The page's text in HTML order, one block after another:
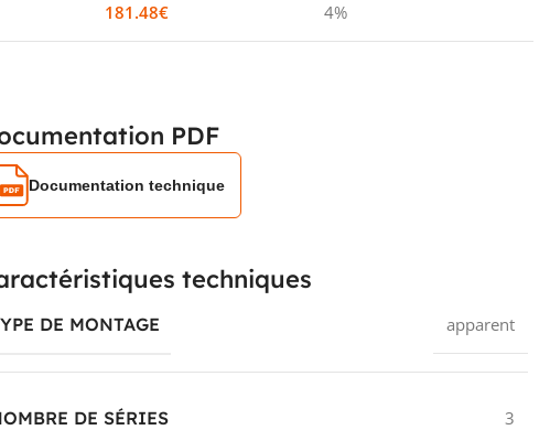
181.48€ 4%
PDF
Documentation technique
techniques
DE MONTAGE apparent
DE SÉRIES 3